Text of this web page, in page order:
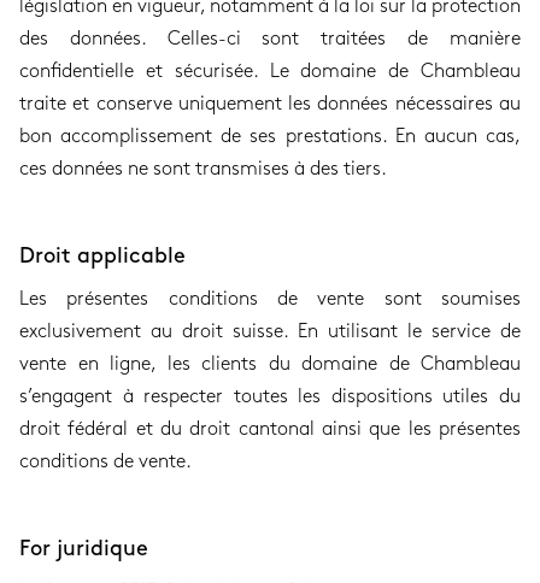
législation en vigueur, notamment à la loi sur la protection
des données. Celles-ci sont traitées de manière
confidentielle et sécurisée. Le domaine de Chambleau
traite et conserve uniquement les données nécessaires au
bon accomplissement de ses prestations. En aucun cas,
ces données ne sont transmises à des tiers.
Droit applicable
Les présentes conditions de vente sont soumises
exclusivement au droit suisse. En utilisant le service de
vente en ligne, les clients du domaine de Chambleau
s’engagent à respecter toutes les dispositions utiles du
droit fédéral et du droit cantonal ainsi que les présentes
conditions de vente.
For juridique